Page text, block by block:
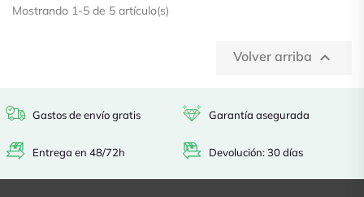
Mostrando 1-5 de 5 artículo(s)
Volver arriba 
Gastos de envío gratis
Entrega en 48/72h
Garantía asegurada
Devolución: 30 días